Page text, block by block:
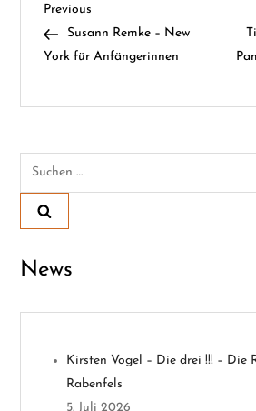
B
e
r
a
g
Previous
Post
Previous
Susann Remke – New
York für Anfängerinnen
Suchen
News
Kirsten Vogel – Die drei !!! – Die
Rabenfels
5. Juli 2026